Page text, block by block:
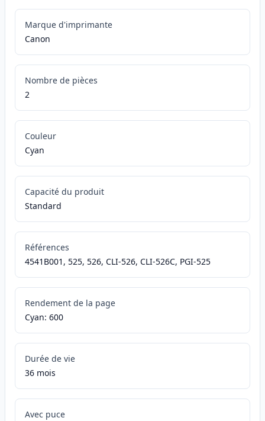
Marque d'imprimante
Canon
Nombre de pièces
2
Couleur
Cyan
Capacité du produit
Standard
Références
4541B001, 525, 526, CLI-526, CLI-526C, PGI-525
Rendement de la page
Cyan: 600
Durée de vie
36 mois
Avec puce